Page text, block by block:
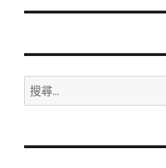
文
搜
尋
鍵